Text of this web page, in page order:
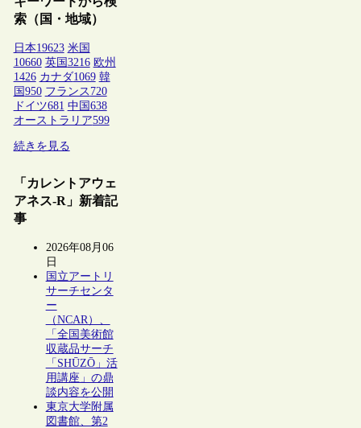
索（国・地域）
日本19623 米国
10660 英国 3216 欧州
1426 カナダ1069 韓
国 950 フランス 720
ドイツ681 中国 638
オーストラリア599
続きを見る
「カレントアウェ
アネス-R」新着記
事
2026年08月06
日
国立アートリ
サーチセンタ
ー
（NCAR）、
「全国美術館
収蔵品サーチ
「SHŪZŌ」活
用講座」の鼎
談内容を公開
東京大学附属
図書館、第2